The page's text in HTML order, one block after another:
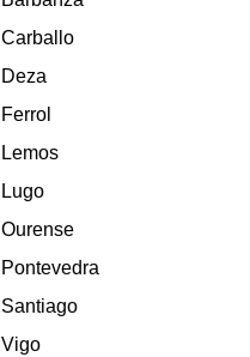
Carballo
Deza
Ferrol
Lemos
Lugo
Ourense
Pontevedra
Santiago
Vigo